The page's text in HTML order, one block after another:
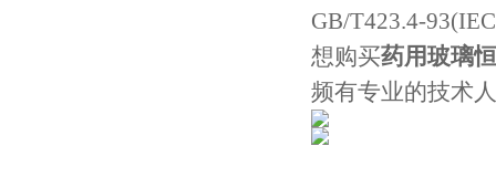
GB/T423.4-
想购买药用玻璃
频有专业的技术